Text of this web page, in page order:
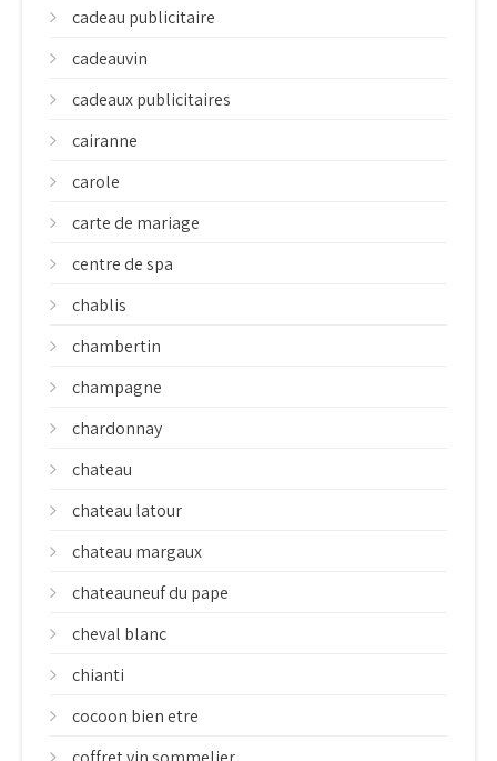
cadeau publicitaire
cadeauvin
cadeaux publicitaires
cairanne
carole
carte de mariage
centre de spa
chablis
chambertin
champagne
chardonnay
chateau
chateau latour
chateau margaux
chateauneuf du pape
cheval blanc
chianti
cocoon bien etre